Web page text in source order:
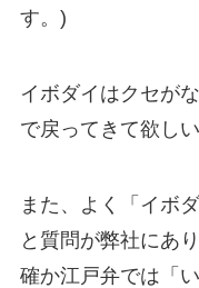
す。)
イボダイはクセが
で戻ってきて欲し
また、よく「イボ
と質問が弊社にあ
確か江戸弁では「